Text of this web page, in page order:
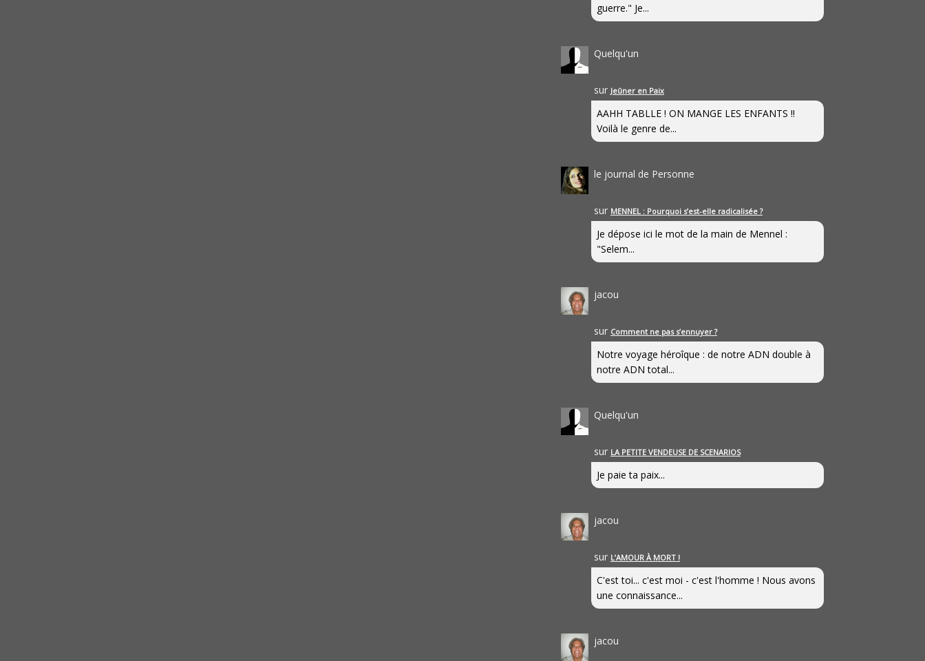
guerre." Je...
Quelqu'un
sur Jeûner en Paix
AAHH TABLLE ! ON MANGE LES ENFANTS !!
Voilà le genre de...
le journal de Personne
sur MENNEL : Pourquoi s’est-elle radicalisée ?
Je dépose ici le mot de la main de Mennel :
"Selem...
jacou
sur Comment ne pas s’ennuyer ?
Notre voyage héroîque : de notre ADN double à
notre ADN total...
Quelqu'un
sur LA PETITE VENDEUSE DE SCENARIOS
Je paie ta paix...
jacou
sur L’AMOUR À MORT !
C'est toi... c'est moi - c'est l'homme ! Nous avons
une connaissance...
jacou